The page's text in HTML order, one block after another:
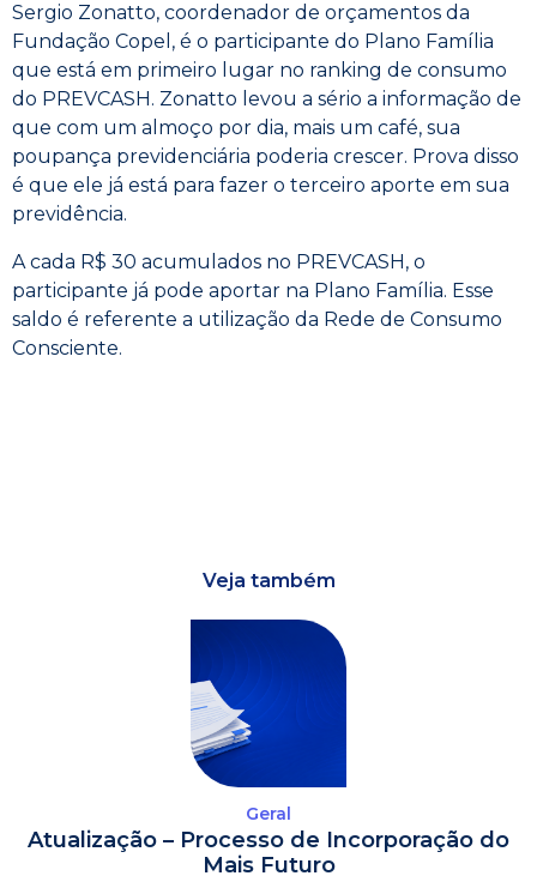
Sergio Zonatto, coordenador de orçamentos da
Fundação Copel, é o participante do Plano Família
que está em primeiro lugar no ranking de consumo
do PREVCASH. Zonatto levou a sério a informação de
que com um almoço por dia, mais um café, sua
poupança previdenciária poderia crescer. Prova disso
é que ele já está para fazer o terceiro aporte em sua
previdência.
A cada R$ 30 acumulados no PREVCASH, o
participante já pode aportar na Plano Família. Esse
saldo é referente a utilização da Rede de Consumo
Consciente.
Veja também
Geral
Atualização – Processo de Incorporação do
Mais Futuro